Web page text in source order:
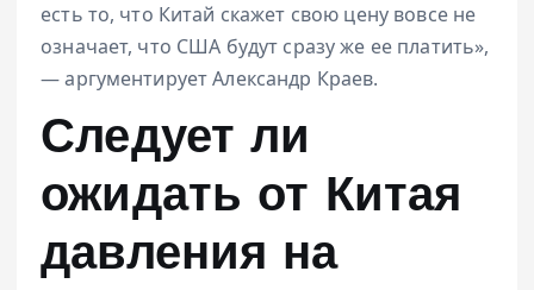
есть то, что Китай скажет свою цену вовсе не
означает, что США будут сразу же ее платить»,
— аргументирует Александр Краев.
Следует ли
ожидать от Китая
давления на